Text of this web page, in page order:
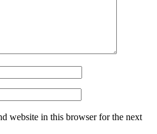
website in this browser for the next